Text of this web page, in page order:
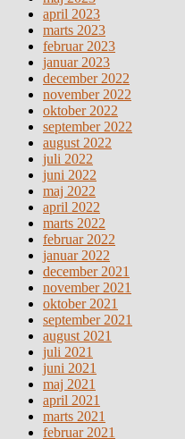
april 2023
marts 2023
februar 2023
januar 2023
december 2022
november 2022
oktober 2022
september 2022
august 2022
juli 2022
juni 2022
maj 2022
april 2022
marts 2022
februar 2022
januar 2022
december 2021
november 2021
oktober 2021
september 2021
august 2021
juli 2021
juni 2021
maj 2021
april 2021
marts 2021
februar 2021